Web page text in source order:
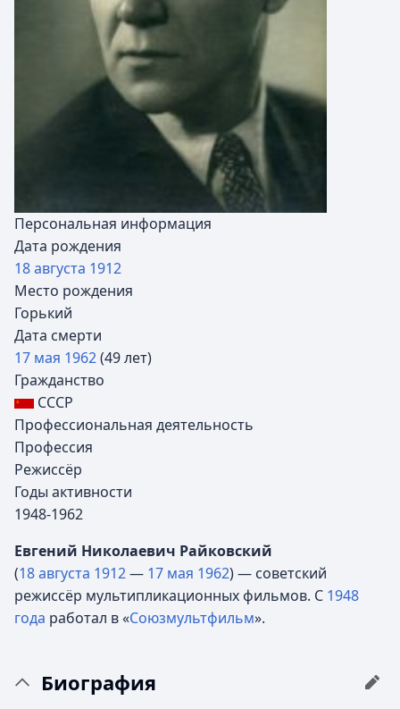
Персональная информация
Дата рождения
18 августа 1912
Место рождения
Горький
Дата смерти
17 мая 1962(49 лет)
Гражданство
СССР
Профессиональная деятельность
Профессия
Режиссёр
Годы активности
1948-1962
Евгений Николаевич Райковский
(18 августа 1912— 17 мая 1962) — советский
режиссёр мультипликационных фильмов. С 1948
года работал в «Союзмультфильм».
Биография